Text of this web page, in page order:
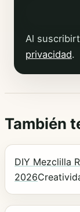
Al
privacidad.
También
DIY Mezclilla
2026